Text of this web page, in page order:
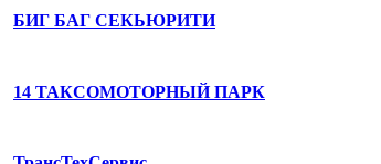
БИГ БАГ СЕКЬЮРИТИ
14 ТАКСОМОТОРНЫЙ ПАРК